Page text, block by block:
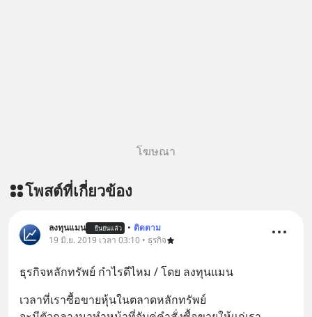
โฆษณา
โพสต์ที่เกี่ยวข้อง
ลงทุนแมน ยืนยันแล้ว • ติดตาม
19 มิ.ย. 2019 เวลา 03:10 • ธุรกิจ
ธุรกิจหลักทรัพย์ กำไรดีไหม / โดย ลงทุนแมน
เวลาที่เราซื้อขายหุ้นในตลาดหลักทรัพย์